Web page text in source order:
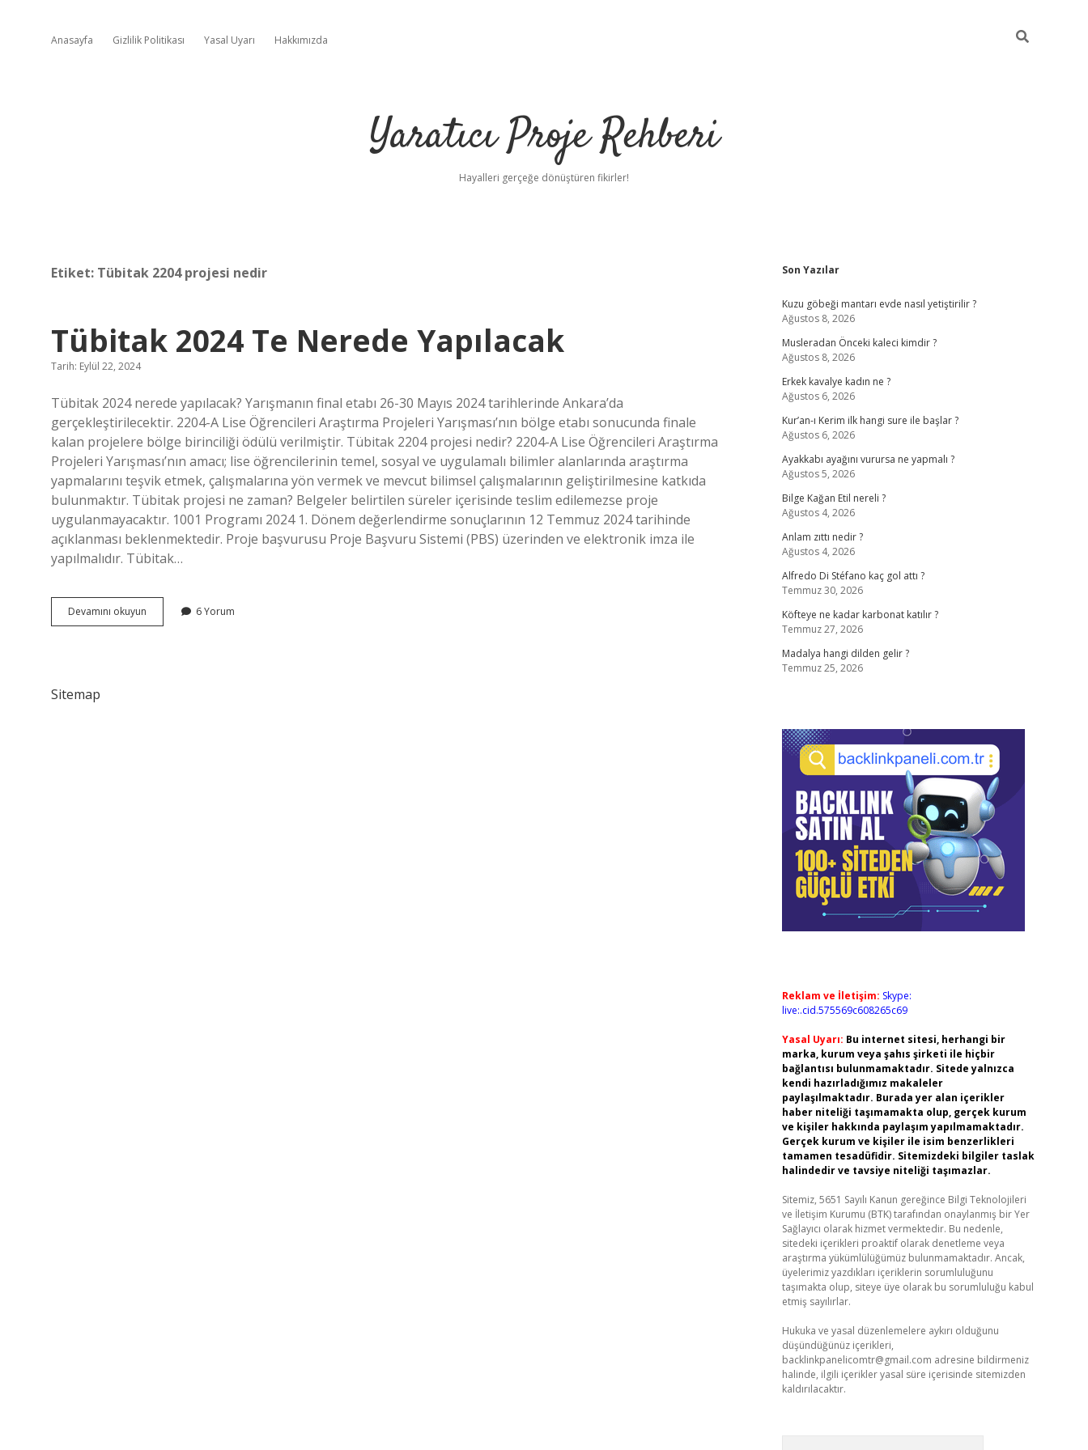
Anasayfa Gizlilik Politikası Yasal Uyarı Hakkımızda
Yaratıcı Proje Rehberi
Hayalleri gerçeğe dönüştüren fikirler!
Etiket: Tübitak 2204 projesi nedir
Tübitak 2024 Te Nerede Yapılacak
Tarih: Eylül 22, 2024
Tübitak 2024 nerede yapılacak? Yarışmanın final etabı 26-30 Mayıs 2024 tarihlerinde Ankara’da
gerçekleştirilecektir. 2204-A Lise Öğrencileri Araştırma Projeleri Yarışması’nın bölge etabı sonucunda finale
kalan projelere bölge birinciliği ödülü verilmiştir. Tübitak 2204 projesi nedir? 2204-A Lise Öğrencileri Araştırma
Projeleri Yarışması’nın amacı; lise öğrencilerinin temel, sosyal ve uygulamalı bilimler alanlarında araştırma
yapmalarını teşvik etmek, çalışmalarına yön vermek ve mevcut bilimsel çalışmalarının geliştirilmesine katkıda
bulunmaktır. Tübitak projesi ne zaman? Belgeler belirtilen süreler içerisinde teslim edilemezse proje
uygulanmayacaktır. 1001 Programı 2024 1. Dönem değerlendirme sonuçlarının 12 Temmuz 2024 tarihinde
açıklanması beklenmektedir. Proje başvurusu Proje Başvuru Sistemi (PBS) üzerinden ve elektronik imza ile
yapılmalıdır. Tübitak…
Devamını okuyun
2024
6 Yorum
Sitemap
Sidebar
Son Yazılar
Kuzu göbeği mantarı evde nasıl yetiştirilir ?
Ağustos 8, 2026
Musleradan Önceki kaleci kimdir ?
Ağustos 8, 2026
Erkek kavalye kadın ne ?
Ağustos 6, 2026
Kur’an-ı Kerim ilk hangi sure ile başlar ?
Ağustos 6, 2026
Ayakkabı ayağını vurursa ne yapmalı ?
Ağustos 5, 2026
Bilge Kağan Etil nereli ?
Ağustos 4, 2026
Anlam zıttı nedir ?
Ağustos 4, 2026
Alfredo Di Stéfano kaç gol attı ?
Temmuz 30, 2026
Köfteye ne kadar karbonat katılır ?
Temmuz 27, 2026
Madalya hangi dilden gelir ?
Temmuz 25, 2026
Reklam ve İletişim: Skype:
live:.cid.575569c608265c69
Yasal Uyarı: Bu internet sitesi, herhangi bir
marka, kurum veya şahıs şirketi ile hiçbir
bağlantısı bulunmamaktadır. Sitede yalnızca
kendi hazırladığımız makaleler
paylaşılmaktadır. Burada yer alan içerikler
haber niteliği taşımamakta olup, gerçek kurum
ve kişiler hakkında paylaşım yapılmamaktadır.
Gerçek kurum ve kişiler ile isim benzerlikleri
tamamen tesadüfidir. Sitemizdeki bilgiler taslak
halindedir ve tavsiye niteliği taşımazlar.
Sitemiz, 5651 Sayılı Kanun gereğince Bilgi Teknolojileri
ve İletişim Kurumu (BTK) tarafından onaylanmış bir Yer
Sağlayıcı olarak hizmet vermektedir. Bu nedenle,
sitedeki içerikleri proaktif olarak denetleme veya
araştırma yükümlülüğümüz bulunmamaktadır. Ancak,
üyelerimiz yazdıkları içeriklerin sorumluluğunu
taşımakta olup, siteye üye olarak bu sorumluluğu kabul
etmiş sayılırlar.
Hukuka ve yasal düzenlemelere aykırı olduğunu
düşündüğünüz içerikleri,
backlinkpanelicomtr@gmail.com adresine bildirmeniz
halinde, ilgili içerikler yasal süre içerisinde sitemizden
kaldırılacaktır.
piabellacasino